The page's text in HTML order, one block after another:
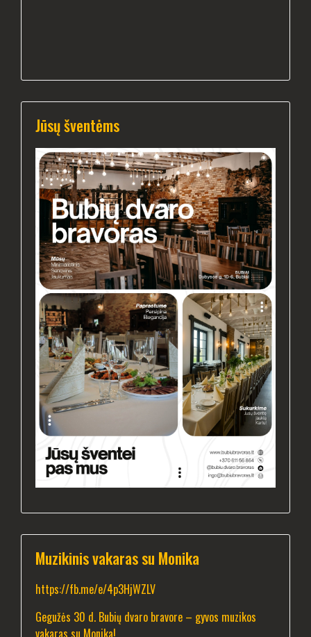
Jūsų šventėms
Muzikinis vakaras su Monika
https://fb.me/e/4p3HjWZLV
Gegužės 30 d. Bubių dvaro bravore – gyvos muzikos
vakaras su Monika!